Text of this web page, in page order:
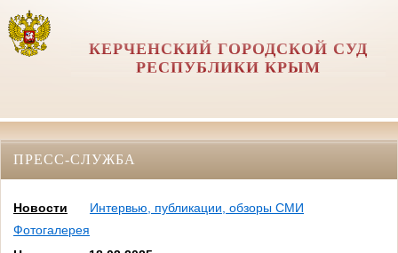
КЕРЧЕНСКИЙ ГОРОДСКОЙ СУД
РЕСПУБЛИКИ КРЫМ
ПРЕСС-СЛУЖБА
Новости
Интервью, публикации, обзоры СМИ
Фотогалерея